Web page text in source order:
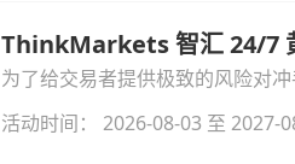
ThinkMarkets 智汇 24/7
为了给交易者提供极致的风险对
与白银交易！本文将为您详细拆
活动时间： 2026-08-03 至 2027-